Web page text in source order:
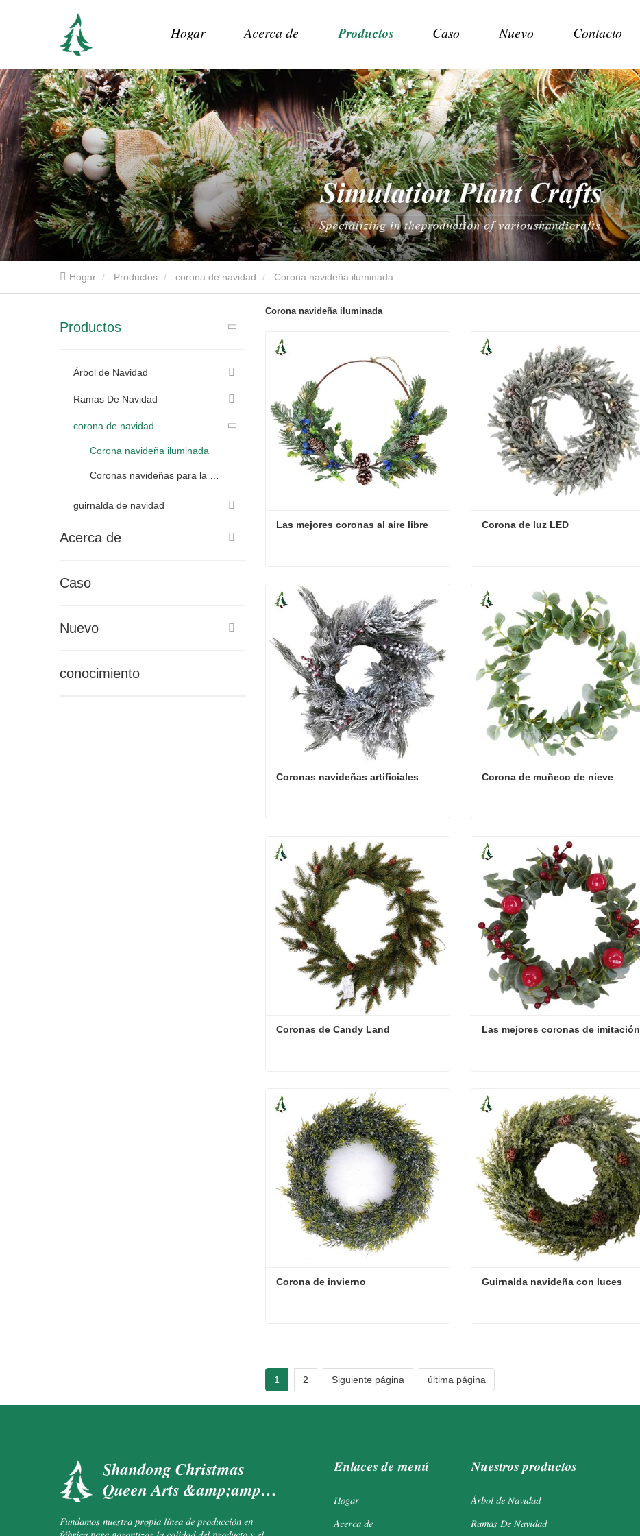
Hogar Acerca de Productos Caso Nuevo Contacto
Hogar Productos corona de navidad Corona navideña iluminada
Productos
Árbol de Navidad
Ramas De Navidad
corona de navidad
Corona navideña iluminada
guirnalda de navidad
Acerca de
Caso
Nuevo
conocimiento
Corona navideña iluminada
Las mejores coronas al aire libre
Contacta ahora
Corona de luz LED
Contacta ahora
Coronas navideñas artificiales
Contacta ahora
Corona de muñeco de nieve
Contacta ahora
Coronas de Candy Land
Contacta ahora
Las mejores coronas de imitación
Contacta ahora
Corona de invierno Guirnalda navideña con luces
1
2 Siguiente página última página
Shandong Christmas
Queen Arts &amp;amp;
Fundamos nuestra propia línea de producción en
Enlaces de menú
Hogar
Acerca de
Nuestros productos
Árbol de Navidad
Ramas De Navidad